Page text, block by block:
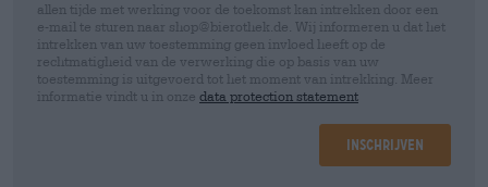
allen tijde met werking voor de toekomst kan intrekken door een
e-mail te sturen naar shop@bierothek.de. Wij informeren u dat het
intrekken van uw toestemming geen invloed heeft op de
rechtmatigheid van de verwerking die op basis van uw
toestemming is uitgevoerd tot het moment van intrekking. Meer
informatie vindt u in onze data protection statement
Inschrijven